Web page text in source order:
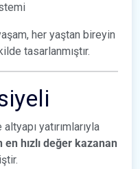
her yaştan bireyin
tasarlanmıştır.
yatırımlarıyla
en hızlı değer kazanan